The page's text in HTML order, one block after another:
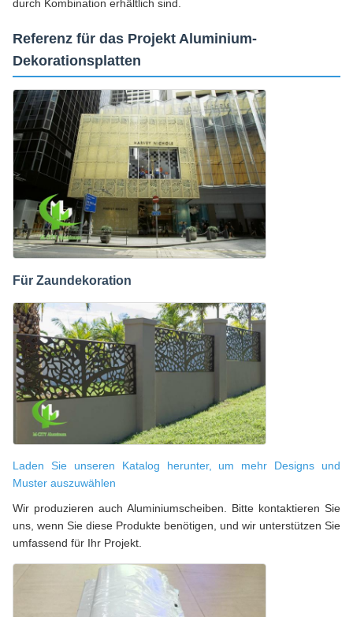
durch Kombination erhältlich sind.
Referenz für das Projekt Aluminium-
Dekorationsplatten
Für Zaundekoration
Laden Sie unseren Katalog herunter, um mehr Designs und
Muster auszuwählen
Wir produzieren auch Aluminiumscheiben. Bitte kontaktieren Sie
uns, wenn Sie diese Produkte benötigen, und wir unterstützen Sie
umfassend für Ihr Projekt.